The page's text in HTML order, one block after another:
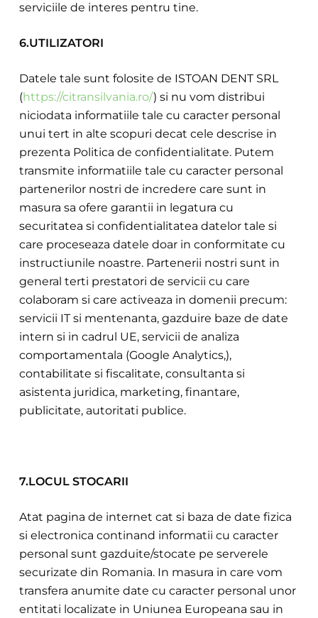
serviciile de interes pentru tine.
6.UTILIZATORI
Datele tale sunt folosite de ISTOAN DENT SRL
(https://citransilvania.ro/) si nu vom distribui
niciodata informatiile tale cu caracter personal
unui tert in alte scopuri decat cele descrise in
prezenta Politica de confidentialitate. Putem
transmite informatiile tale cu caracter personal
partenerilor nostri de incredere care sunt in
masura sa ofere garantii in legatura cu
securitatea si confidentialitatea datelor tale si
care proceseaza datele doar in conformitate cu
instructiunile noastre. Partenerii nostri sunt in
general terti prestatori de servicii cu care
colaboram si care activeaza in domenii precum:
servicii IT si mentenanta, gazduire baze de date
intern si in cadrul UE, servicii de analiza
comportamentala (Google Analytics,),
contabilitate si fiscalitate, consultanta si
asistenta juridica, marketing, finantare,
publicitate, autoritati publice.
7.LOCUL STOCARII
Atat pagina de internet cat si baza de date fizica
si electronica continand informatii cu caracter
personal sunt gazduite/stocate pe serverele
securizate din Romania. In masura in care vom
transfera anumite date cu caracter personal unor
entitati localizate in Uniunea Europeana sau in